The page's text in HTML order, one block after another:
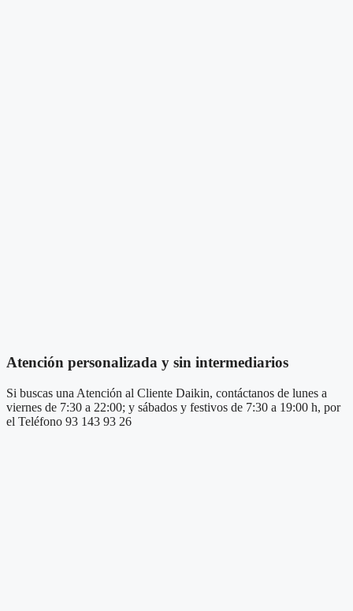
Atención personalizada y sin intermediarios
Si buscas una Atención al Cliente Daikin, contáctanos de lunes a
viernes de 7:30 a 22:00; y sábados y festivos de 7:30 a 19:00 h, por
el Teléfono 93 143 93 26